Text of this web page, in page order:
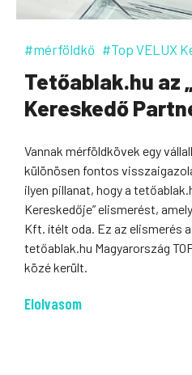
#mérföldkő #Top VELUX
Tetőablak.hu az
Kereskedő
Vannak mérföldkövek egy
különösen fontos
ilyen pillanat, hogy a
Kereskedője” elismerést,
Kft. ítélt oda. Ez az elismerés
tetőablak.hu Magyarország
közé került.
Elolvasom